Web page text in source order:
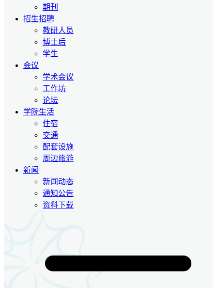
期刊
招生招聘
教研人员
博士后
学生
会议
学术会议
工作坊
论坛
学院生活
住宿
交通
配套设施
周边旅游
新闻
新闻动态
通知公告
资料下载